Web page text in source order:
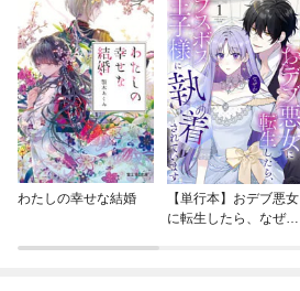
わたしの幸せな結婚
【単行本】おデブ悪女
に転生したら、なぜか